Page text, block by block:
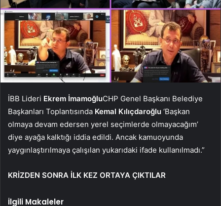
İBB Lideri Ekrem İmamoğluCHP Genel Başkanı Belediye
Başkanları Toplantısında Kemal Kılıçdaroğlu ‘Başkan
olmaya devam edersen yerel seçimlerde olmayacağım’
diye ayağa kalktığı iddia edildi. Ancak kamuoyunda
yaygınlaştırılmaya çalışılan yukarıdaki ifade kullanılmadı.”
KRİZDEN SONRA İLK KEZ ORTAYA ÇIKTILAR
İlgili Makaleler